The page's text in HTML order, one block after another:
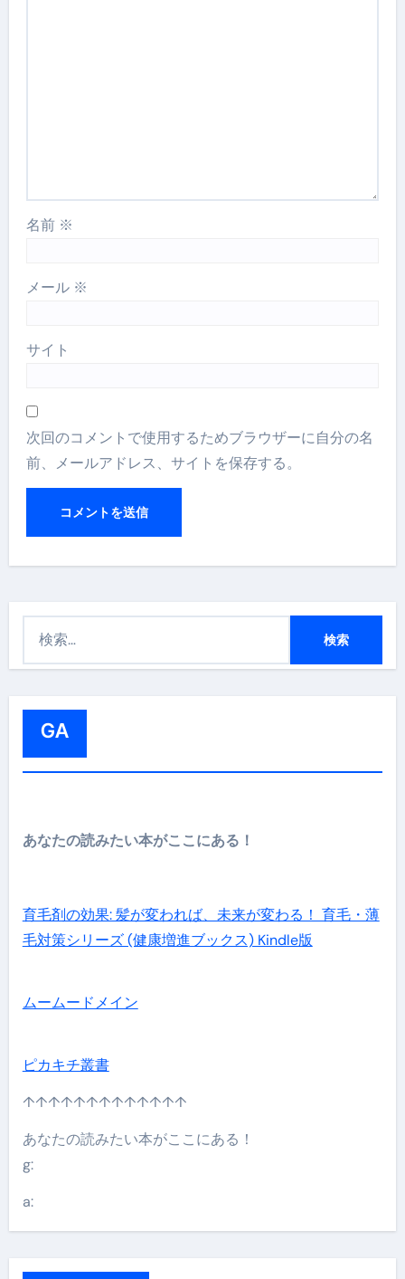
名前 ※
メール ※
サイト
次回のコメントで使用するためブラウザーに自分の名
前、メールアドレス、サイトを保存する。
GA
あなたの読みたい本がここにある！
育毛剤の効果: 髪が変われば、未来が変わる！ 育毛・薄
毛対策シリーズ (健康増進ブックス) Kindle版
ムームードメイン
ピカキチ叢書
↑↑↑↑↑↑↑↑↑↑↑↑↑
あなたの読みたい本がここにある！
g:
a: